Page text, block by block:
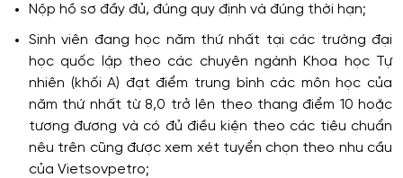
Nộp hồ sơ đầy đủ, đúng quy định và đúng thời hạn;
Sinh viên đang học năm thứ nhất tại các trường đại
học quốc lập theo các chuyên ngành Khoa học Tự
nhiên (khối A) đạt điểm trung bình các môn học của
năm thứ nhất từ 8,0 trở lên theo thang điểm 10 hoặc
tương đương và có đủ điều kiện theo các tiêu chuẩn
nêu trên cũng được xem xét tuyển chọn theo nhu cầu
của Vietsovpetro;